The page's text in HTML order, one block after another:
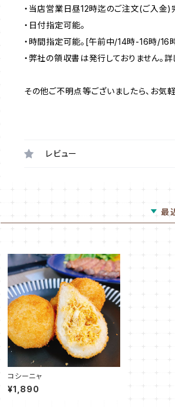
・当店営業日昼12時迄のご注文(ご入金)
・日付指定可能。
・時間指定可能。[午前中/14時-16時/
・弊社の領収書は発行しておりません。
その他ご不明点等ございましたら、お気
レビュー
最
コシーニャ
¥1,890